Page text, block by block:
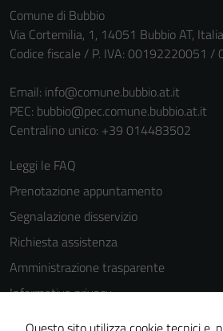
Comune di Bubbio
Via Cortemilia, 1, 14051 Bubbio AT, Italia
Codice fiscale / P. IVA: 00192220051 /
Email: info@comune.bubbio.at.it
PEC: bubbio@pec.comune.bubbio.at.it
Centralino unico: +39 014483502
Leggi le FAQ
Prenotazione appuntamento
Segnalazione disservizio
Richiesta assistenza
Amministrazione trasparente
Informativa privacy
Cookie Policy